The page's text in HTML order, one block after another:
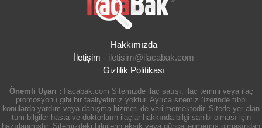
Hakkımızda
İletişim - iletisim@ilacabak.com
Gizlilik Politikası
Önemli Uyarı : İlacabak.com Sitemizde ilaç satışı, ilaç temini veya ilaç
promosyonu gibi bir faaliyetimiz yoktur. Ayrıca sitemiz üzerinde tıbbi
konularda yardım veya danışma hizmeti de verilmemektedir. Sitede yer alan
tüm bilgiler hasta ve doktorların ilaçlar hakkında bilgi sahibi olması için
hazırlanmıştır. Sitemizdeki bilgilerin eksik veya güncellenmemiş olmasından